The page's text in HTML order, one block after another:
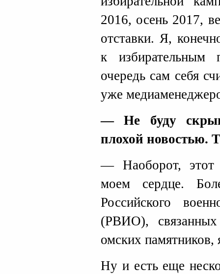
2016, осень 2017,
отставки. Я,
к
очередь сам себя
уже
— Не буду
плохой новостью.
— Наоборот, этот
моем сердце.
Российского
(РВИО),
омских памятников,
Ну и есть еще